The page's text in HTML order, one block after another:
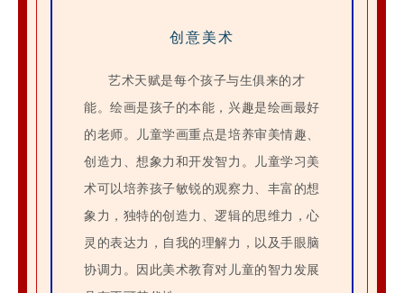
创意美术
艺术天赋是每个孩子与生俱来的才
能。绘画是孩子的本能，兴趣是绘画最好
的老师。儿童学画重点是培养审美情趣、
创造力、想象力和开发智力。儿童学习美
术可以培养孩子敏锐的观察力、丰富的想
象力，独特的创造力、逻辑的思维力，心
灵的表达力，自我的理解力，以及手眼脑
协调力。因此美术教育对儿童的智力发展